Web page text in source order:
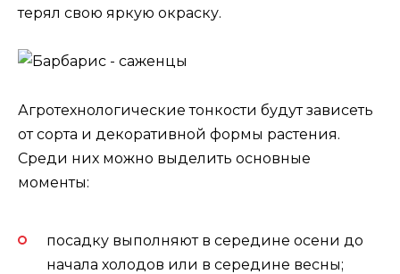
терял свою яркую окраску.
Агротехнологические тонкости будут зависеть
от сорта и декоративной формы растения.
Среди них можно выделить основные
моменты:
посадку выполняют в середине осени до
начала холодов или в середине весны;